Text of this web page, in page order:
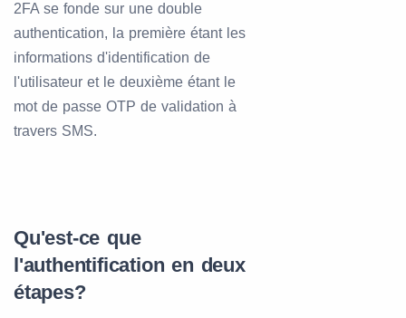
2FA se fonde sur une double
authentication, la première étant les
informations d'identification de
l'utilisateur et le deuxième étant le
mot de passe OTP de validation à
travers SMS.
Qu'est-ce que
l'authentification en deux
étapes?